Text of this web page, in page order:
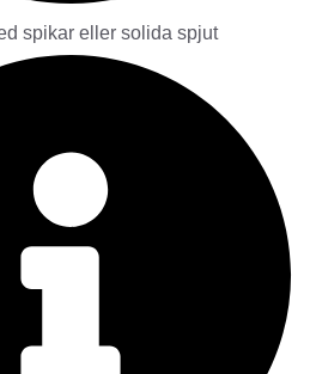
spikar eller solida spjut